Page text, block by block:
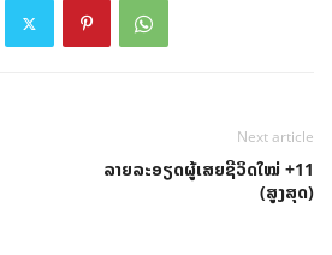
Next article
ລາຍລະອຽດຜູ້ເສຍຊີວິດໃໝ່ +11
(ສູງສຸດ)